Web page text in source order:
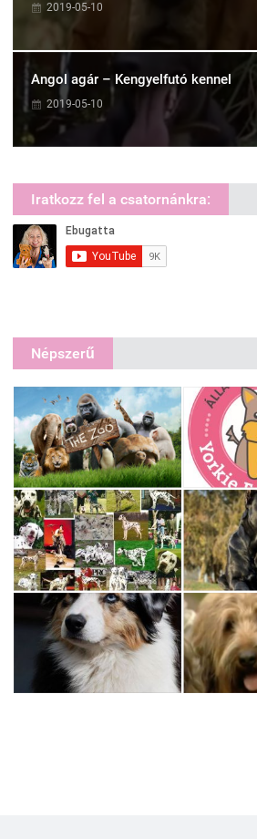
2019-05-10
Angol agár – Kengyelfutó kennel
2019-05-10
Iratkozz fel a csatornánkra:
Népszerű